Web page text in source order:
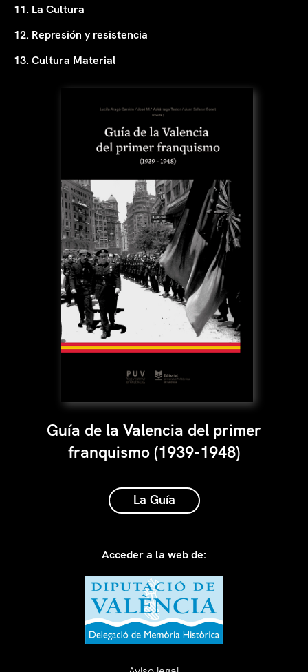
11. La Cultura
12. Represión y resistencia
13. Cultura Material
Guía de la Valencia del primer
franquismo (1939-1948)
La Guía
Acceder a la web de: